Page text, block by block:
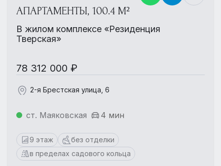
АПАРТАМЕНТЫ, 100.4 М²
В жилом комплексе «Резиденция
Тверская»
78 312 000 ₽
2-я Брестская улица, 6
ст. Маяковская 4 мин
9 этаж
без отделки
в пределах садового кольца